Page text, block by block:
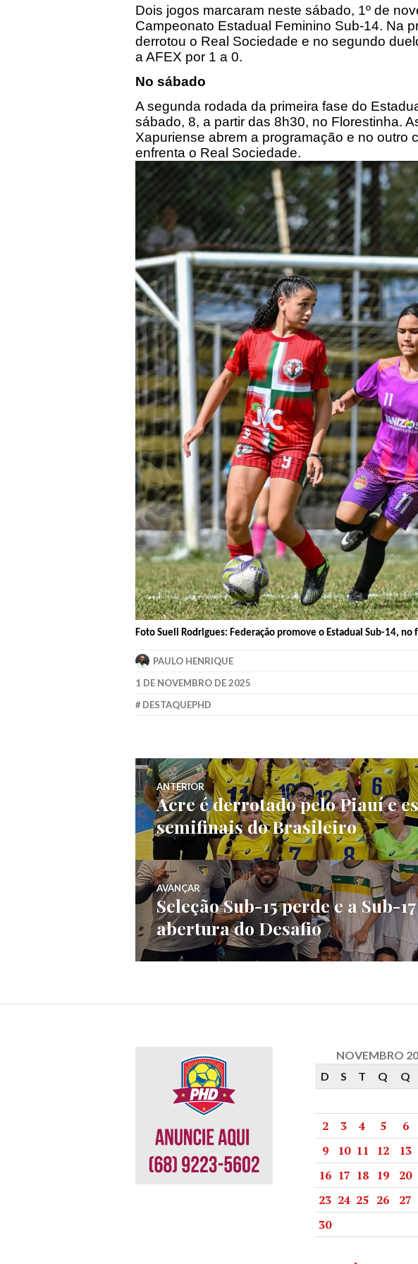
Dois jogos marcaram neste sábado, 1º de
Campeonato Estadual Feminino Sub-14. Na
derrotou o Real Sociedade e no segundo
a AFEX por 1 a 0.
No sábado
A segunda rodada da primeira fase do
sábado, 8, a partir das 8h30, no Florestinha.
Xapuriense abrem a programação e no outro
enfrenta o Real Sociedade.
Foto Sueli Rodrigues: Federação promove o Estadual Sub-14,
PAULO HENRIQUE
1 DE NOVEMBRO DE 2025
DESTAQUEPHD
ANTERIOR
Acre é derrotado pelo Piauí e
semifinais do Brasileiro
AVANÇAR
Seleção Sub-15 perde e a Sub-
abertura do Desafio
NOVEMBRO
D
S T Q Q
2
3 4 5 6
9
10 11 12 13
16 17 18 19 20
23 24 25 26 27
30